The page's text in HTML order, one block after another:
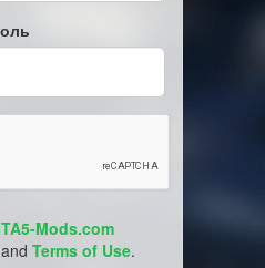
Mods.com
and Terms of Use.